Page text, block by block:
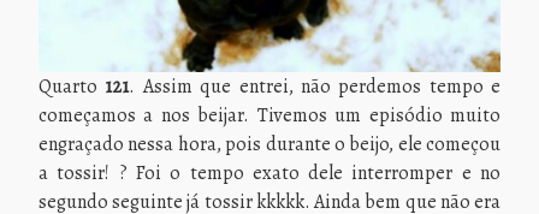
Quarto 121. Assim que entrei, não perdemos tempo e
começamos a nos beijar. Tivemos um episódio muito
engraçado nessa hora, pois durante o beijo, ele começou
a tossir! ? Foi o tempo exato dele interromper e no
segundo seguinte já tossir kkkkk. Ainda bem que não era